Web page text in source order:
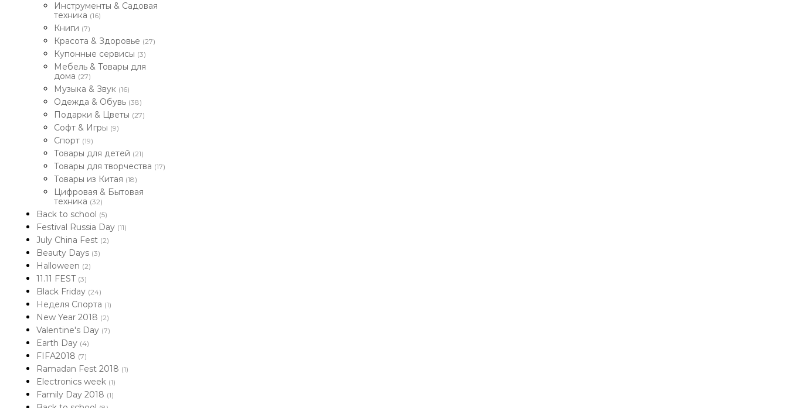
Инструменты & Садовая
техника (16)
Книги (7)
Красота & Здоровье (27)
Купонные сервисы (3)
Мебель & Товары для
дома (27)
Музыка & Звук (16)
Одежда & Обувь (38)
Подарки & Цветы (27)
Софт & Игры (9)
Спорт (19)
Товары для детей (21)
Товары для творчества (17)
Товары из Китая (18)
Цифровая & Бытовая
техника (32)
Back to school (5)
Festival Russia Day (11)
July China Fest (2)
Beauty Days (3)
Halloween (2)
11.11 FEST (3)
Black Friday (24)
Неделя Спорта (1)
New Year 2018 (2)
Valentine's Day (7)
Earth Day (4)
FIFA2018 (7)
Ramadan Fest 2018 (1)
Electronics week (1)
Family Day 2018 (1)